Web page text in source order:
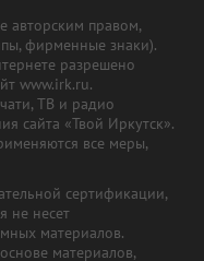
авторским правом,
фирменные знаки).
разрешено
www.irk.ru.
ТВ и радио
сайта «Твой Иркутск».
все меры,
сертификации,
не несет
материалов.
материалов,